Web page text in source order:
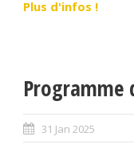
Plus d'infos !
Programme
31 Jan 2025